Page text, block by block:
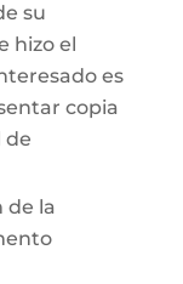
su
hizo el
es
copia
de
de la